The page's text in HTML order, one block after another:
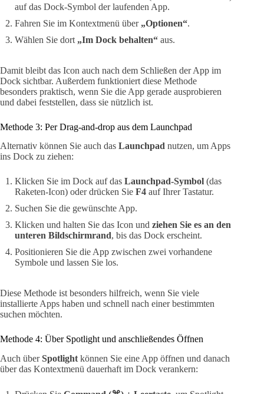
auf das Dock-Symbol der laufenden App.
Fahren Sie im Kontextmenü über „Optionen“.
Wählen Sie dort „Im Dock behalten“ aus.
Damit bleibt das Icon auch nach dem Schließen der App im
Dock sichtbar. Außerdem funktioniert diese Methode
besonders praktisch, wenn Sie die App gerade ausprobieren
und dabei feststellen, dass sie nützlich ist.
Methode 3: Per Drag-and-drop aus dem Launchpad
Alternativ können Sie auch das Launchpad nutzen, um Apps
ins Dock zu ziehen:
Klicken Sie im Dock auf das Launchpad-Symbol (das
Raketen-Icon) oder drücken Sie F4 auf Ihrer Tastatur.
Suchen Sie die gewünschte App.
Klicken und halten Sie das Icon und ziehen Sie es an den
unteren Bildschirmrand, bis das Dock erscheint.
Positionieren Sie die App zwischen zwei vorhandene
Symbole und lassen Sie los.
Diese Methode ist besonders hilfreich, wenn Sie viele
installierte Apps haben und schnell nach einer bestimmten
suchen möchten.
Methode 4: Über Spotlight und anschließendes Öffnen
Auch überSpotlight können Sie eine App öffnen und danach
über das Kontextmenü dauerhaft im Dock verankern: